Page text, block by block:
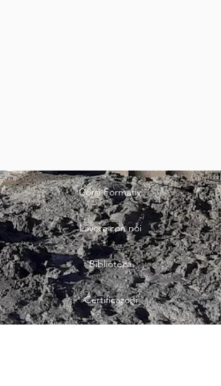
Corsi Formativi
Lavora con noi
Biblioteca
Certificazoni